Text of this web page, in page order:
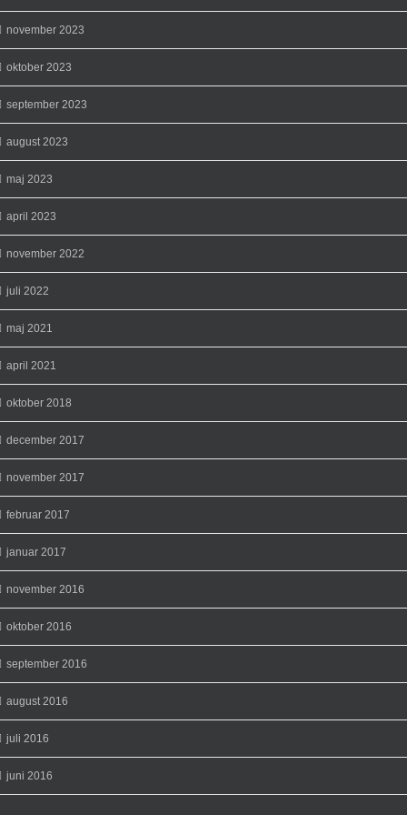
november 2023
oktober 2023
september 2023
august 2023
maj 2023
april 2023
november 2022
juli 2022
maj 2021
april 2021
oktober 2018
december 2017
november 2017
februar 2017
januar 2017
november 2016
oktober 2016
september 2016
august 2016
juli 2016
juni 2016